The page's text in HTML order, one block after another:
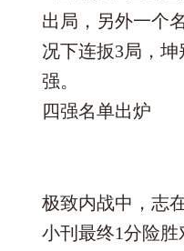
出局，另外一个
况下连扳3局，
强。
四强名单出炉
极致内战中，志
小刊最终1分险